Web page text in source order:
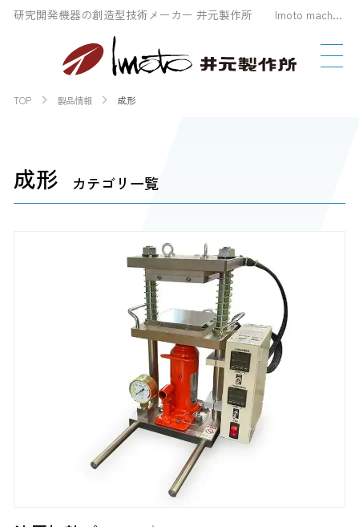
研究開発機器の創造型技術メーカー 井元製作所 Imoto machinery Co., LTD
TOP 製品情報 成形
成形 カテゴリ一覧